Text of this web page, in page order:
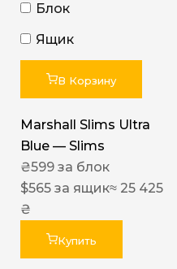
Блок
Ящик
В Корзину
Marshall Slims Ultra
Blue — Slims
₴599 за блок
$565 за ящик≈ 25 425
₴
Купить